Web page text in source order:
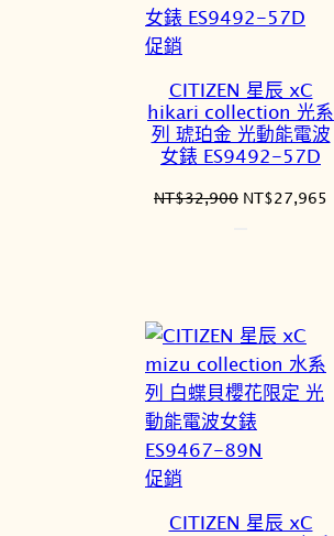
促銷
商
品
CITIZEN 星辰 xC
hikari collection 光系
列 琥珀金 光動能電波
女錶 ES9492-57D
NT$32,900 原
NT$27,965
促銷
CITIZEN 星辰 xC